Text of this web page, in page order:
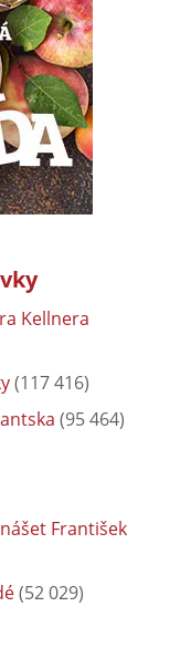
Kellnera
(117 416)
(95 464)
František
(52 029)